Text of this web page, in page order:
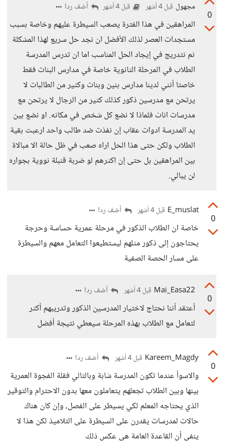
0
مجهول قبل 4 أشهر قبل 4 أشهر أضف ردا
المراهقين في هذا الفترة يصعب السيطرة عليهم وخاصة بسبب
مستجدات العصر لذلك الأفضل ان نجد حل سريع لهذا المشكلة
ثم نتدريج في إيجاد الحل المناسب اما ان تدرس المدرسة
الطلاب في المرحلة الثانوية خاصة في مدارس البنات فقط
خاصتا أنني لدينا مدارس بنين وبنات وكثير من الطالبات لا
يرتحن مع مدرسين ذكور كذلك كثير من الرجال لا يرتحن مع
مدرسات اناث فلماذا لا نضع كل شخص في مكانه. او نضع بين
يد المدرسة ادوات عقاب إن نفذت ضد طالب واحد ارعبت بقية
الطلاب ولكن حتى هذا الحل اراه صعب في ظل حالة الا مبالاة
بين المراهقين بل حتى إن اكثرهم لو ضربة قنبلة نووية بجواره
لن يبالي.
0
E_muslat قبل 4 أشهر أضف ردا
خاصة ان الطلاب الذكور في مرحلة عمرية حساسة وحرجة
يحتاجون إلى ذكور مثلهم ليستطيعوا التعامل معهم والسيطرة
على مسار الحصة الصفية
0
Mai_Easa22 قبل 4 أشهر أضف ردا
أعتقد أننا نحتاج لاختيار المدرسين الذكور وتدريبهم أكثر
لتعامل مع الطلاب بهذه المرحلة سيعطي نتيجة أفضل
0
Kareem_Magdy قبل 4 أشهر أضف ردا
والاسوأ عندما تكون المدرسة شابة وبالتالي فقلة الفجوة العمرية
بينها وبين الطلاب تجعلهم يتعاملون معها بدون الاحترام والتوقير
الذي يحتاجه المعلم لكي يسيطر على الفصل، وإن كان هناك
حالات لمدرسات يقدرن على السيطرة على التلاميذ لكن هذا لا
ينفي أن القاعدة العامة هي عكس ذلك